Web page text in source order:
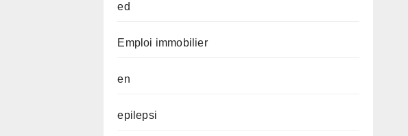
ed
Emploi immobilier
en
epilepsi